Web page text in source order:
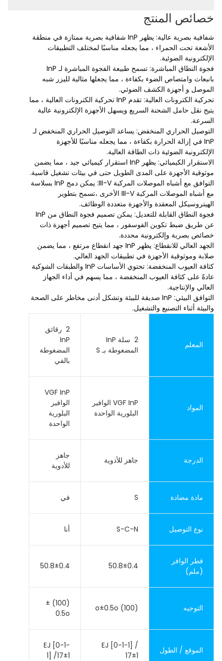
خصائص المنتج
شفافية بصرية عالية: يظهر InP شفافية بصرية ممتازة في منطقة
الأشعة تحت الحمراء ، مما يجعله مناسبًا لمختلف التطبيقات
الإلكترونية الضوئية.
فجوة النطاق المباشرة: تسمح طبيعة الفجوة المباشرة لـ InP
بانبعاث وامتصاص الضوء بكفاءة ، مما يجعلها مثالية لليزر شبه
الموصل و أجهزة الكشف الضوئي.
تحركية الكترونات العالية: تقدم InP تحركية الكترونات العالية ، مما
يتيح نقل حامل الشحنة السريع ويسهل الأجهزة الإلكترونية عالية
السرعة.
التوصيل الحراري المنخفض: يساعد التوصيل الحراري المنخفض لـ
InP في إزالة الحرارة بكفاءة ، مما يجعله مناسبًا للأجهزة
الإلكترونية الضوئية ذات الطاقة العالية.
الاستقرار الكيميائي: يظهر InP استقرار كيميائي جيد ، مما يضمن
موثوقية الأجهزة على المدى الطويل حتى في بيئات تشغيل قاسية.
التوافق مع أشباه الموصلات المركبة III-V: يمكن دمج InP بسلاسة
مع أشباه الموصلات المركبة III-V الأخرى ،تسمح بتطوير
الهيتروسيكل المعقدة والأجهزة متعددة الوظائف.
فجوة النطاق القابلة للتعديل: يمكن تصميم فجوة النطاق من InP
عن طريق ضبط تكوين الفوسفور ، مما يتيح تصميم أجهزة ذات
خصائص بصرية وإلكترونية محددة.
الجهد العالي للانقطاع: يظهر InP جهد انقطاع مرتفع ، مما يضمن
صلابة وموثوقية الأجهزة في تطبيقات الجهد العالي.
كثافة العيوب المنخفضة: تحتوي الأساسات InP والطبقات الشوكية
عادةً على كثافة العيوب المنخفضة ، مما يسهم في أداء الجهاز
العالي والإنتاجية.
التوافق البيئي: InP صديقة للبيئة وتشكل أدنى مخاطر على الصحة
والبيئة أثناء التصنيع والتشغيل.
المعلم
2 ‬ سلة InP
المضغوطة بـ S
2 ‬ رقائق
InP
المضغوطة
بالفي
المواد
VGF InP الوافير
البلورية الواحدة
VGF InP
الوافير
البلورية
الواحدة
الدرجة جاهز للأدوية
جاهز
للأدوية
مادة مضادة S في
نوع التوصيل S-C-N أنا
قطر الوافر
(ملم)
50.8±0.4
50.8±0.4
التوجيه (100) o±0.5o
(100) ±
0.5o
الموقع / الطول
EJ [0-1-1] /
17±1
EJ [0-1-
1] /17±1